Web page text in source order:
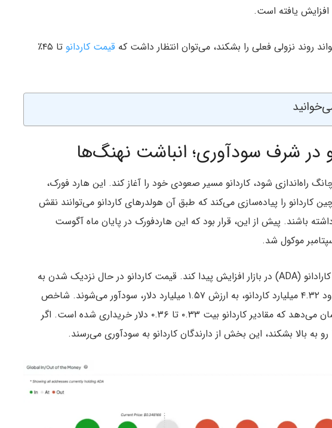
افزایش یافته است.
قیمت کاردانو
تا ۴۵٪
در شرف سودآوری؛ انباشت نهنگ‌ها
راه‌اندازی شود، کاردانو مسیر صعودی خود را آغاز کند. این هارد فورک،
کاردانو را پیاده‌سازی می‌کند که طبق آن هولدرهای کاردانو می‌توانند نقش
باشند. پیش از این، قرار بود که این هاردفورک در پایان ماه آگوست
این موضوع منجر شد که تقاضا برای کارادانو (ADA) در بازار افزایش پیدا کند. قیمت کاردانو در حال نزدیک شدن به
سطوحی است که اگر به آن برسد حدود ۴.۳۲ میلیارد کاردانو، به ارزش ۱.۵۷ میلیارد دلار، سودآور می‌شوند. شاخص
جهانی GIOM (ورود و خروج پول) نشان می‌دهد که مقادیر کاردانو بیت ۰.۳۳ تا ۰.۳۶ دلار خریداری شده است. اگر
رو به بالا بشکند، این بخش از دارندگان کاردانو به سودآوری می‌رسند.